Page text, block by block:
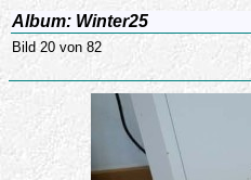
Album: Winter25
Bild 20 von 82